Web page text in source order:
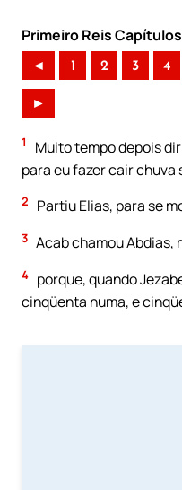
Primeiro Reis
◄ 1 2 3 4
►
1
Muito tempo depois
para eu fazer cair chuva
2 Partiu Elias, para se
3 Acab chamou Abdias,
4 porque, quando
cinqüenta numa, e